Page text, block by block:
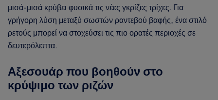
μισά-μισά κρύβει φυσικά τις νέες γκρίζες τρίχες. Για
γρήγορη λύση μεταξύ σωστών ραντεβού βαφής, ένα στιλό
ρετούς μπορεί να στοχεύσει τις πιο ορατές περιοχές σε
δευτερόλεπτα.
Αξεσουάρ που βοηθούν στο
κρύψιμο των ριζών